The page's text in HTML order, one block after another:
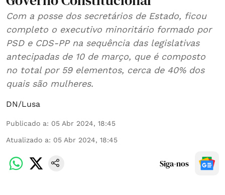
Com a posse dos secretários de Estado, ficou
completo o executivo minoritário formado por
PSD e CDS-PP na sequência das legislativas
antecipadas de 10 de março, que é composto
no total por 59 elementos, cerca de 40% dos
quais são mulheres.
DN/Lusa
Publicado a: 05 Abr 2024, 18:45
Atualizado a: 05 Abr 2024, 18:45
Siga-nos